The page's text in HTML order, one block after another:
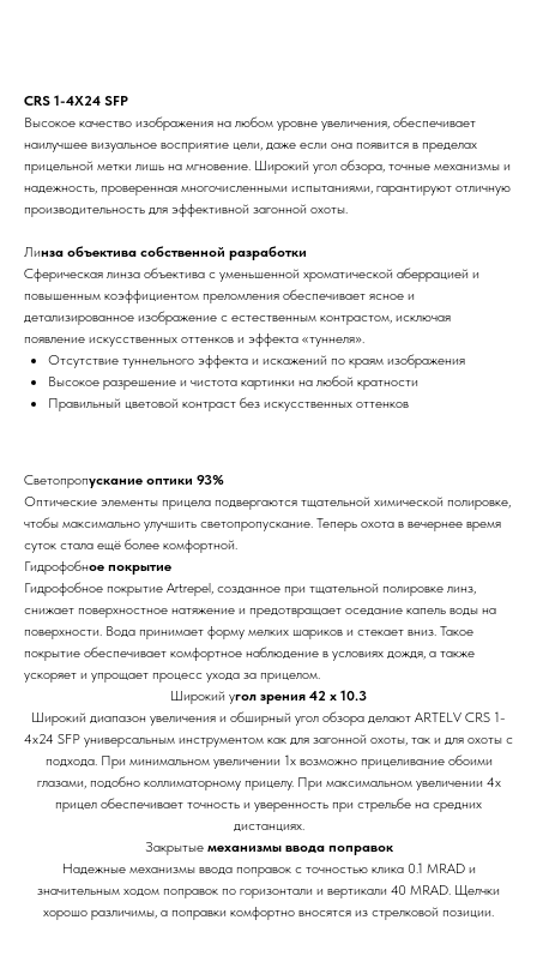
CRS 1-4X24 SFP
Высокое качество изображения на любом уровне увеличения, обеспечивает
наилучшее визуальное восприятие цели, даже если она появится в пределах
прицельной метки лишь на мгновение. Широкий угол обзора, точные механизмы и
надежность, проверенная многочисленными испытаниями, гарантируют отличную
производительность для эффективной загонной охоты.
Линза объектива собственной разработки
Сферическая линза объектива с уменьшенной хроматической аберрацией и
повышенным коэффициентом преломления обеспечивает ясное и
детализированное изображение с естественным контрастом, исключая
появление искусственных оттенков и эффекта «туннеля».
Отсутствие туннельного эффекта и искажений по краям изображения
Высокое разрешение и чистота картинки на любой кратности
Правильный цветовой контраст без искусственных оттенков
Светопропускание оптики 93%
Оптические элементы прицела подвергаются тщательной химической полировке,
чтобы максимально улучшить светопропускание. Теперь охота в вечернее время
суток стала ещё более комфортной.
Гидрофобное покрытие
Гидрофобное покрытие Artrepel, созданное при тщательной полировке линз,
снижает поверхностное натяжение и предотвращает оседание капель воды на
поверхности. Вода принимает форму мелких шариков и стекает вниз. Такое
покрытие обеспечивает комфортное наблюдение в условиях дождя, а также
ускоряет и упрощает процесс ухода за прицелом.
Широкий угол зрения 42 x 10.3
Широкий диапазон увеличения и обширный угол обзора делают ARTELV CRS 1-
4x24 SFP универсальным инструментом как для загонной охоты, так и для охоты с
подхода. При минимальном увеличении 1x возможно прицеливание обоими
глазами, подобно коллиматорному прицелу. При максимальном увеличении 4x
прицел обеспечивает точность и уверенность при стрельбе на средних
дистанциях.
Закрытые механизмы ввода поправок
Надежные механизмы ввода поправок с точностью клика 0.1 MRAD и
значительным ходом поправок по горизонтали и вертикали 40 MRAD. Щелчки
хорошо различимы, а поправки комфортно вносятся из стрелковой позиции.